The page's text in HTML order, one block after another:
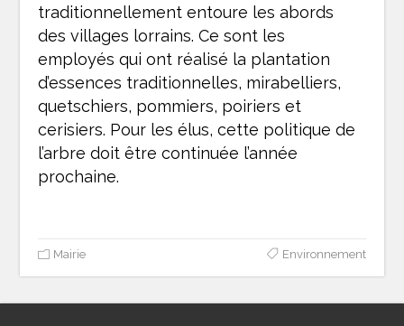
traditionnellement entoure les abords
des villages lorrains. Ce sont les
employés qui ont réalisé la plantation
d’essences traditionnelles, mirabelliers,
quetschiers, pommiers, poiriers et
cerisiers. Pour les élus, cette politique de
l’arbre doit être continuée l’année
prochaine.
Mairie Environnement